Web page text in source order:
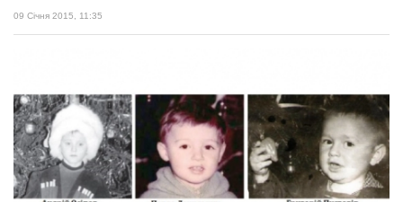
09 Січня 2015, 11:35